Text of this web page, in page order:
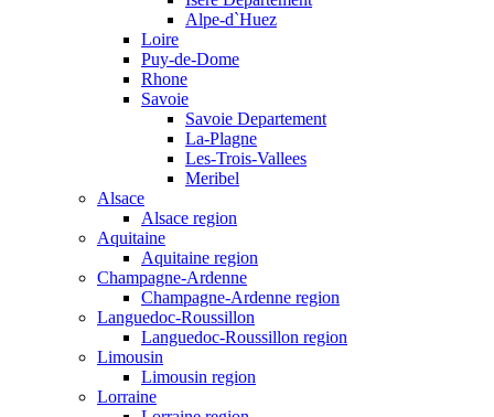
Alpe-d`Huez
Loire
Puy-de-Dome
Rhone
Savoie
Savoie Departement
La-Plagne
Les-Trois-Vallees
Meribel
Alsace
Alsace region
Aquitaine
Aquitaine region
Champagne-Ardenne
Champagne-Ardenne region
Languedoc-Roussillon
Languedoc-Roussillon region
Limousin
Limousin region
Lorraine